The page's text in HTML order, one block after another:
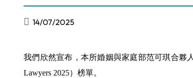
14/07/2025
我們欣然宣布，本所婚姻與家庭部范可琪合夥
Lawyers 2025）榜單。